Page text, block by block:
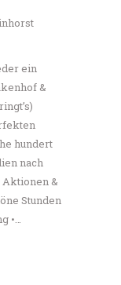
ein
&
hundert
nach
&
Stunden
•…